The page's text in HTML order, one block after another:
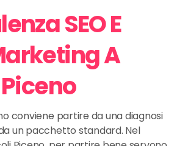
SEO E
A
conviene partire da una diagnosi
un pacchetto standard. Nel